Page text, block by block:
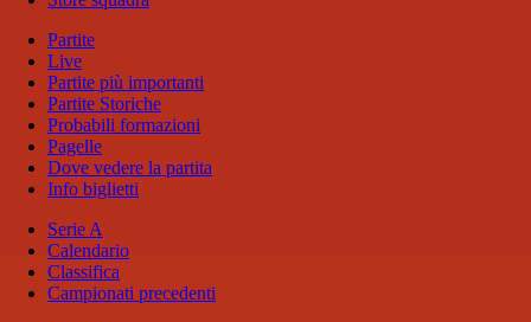
Partite
Live
Partite più importanti
Partite Storiche
Probabili formazioni
Pagelle
Dove vedere la partita
Info biglietti
Serie A
Calendario
Classifica
Campionati precedenti